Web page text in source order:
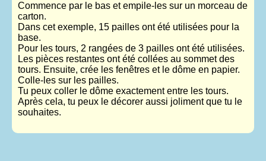
Commence par le bas et empile-les sur un morceau de
carton.
Dans cet exemple, 15 pailles ont été utilisées pour la
base.
Pour les tours, 2 rangées de 3 pailles ont été utilisées.
Les pièces restantes ont été collées au sommet des
tours. Ensuite, crée les fenêtres et le dôme en papier.
Colle-les sur les pailles.
Tu peux coller le dôme exactement entre les tours.
Après cela, tu peux le décorer aussi joliment que tu le
souhaites.